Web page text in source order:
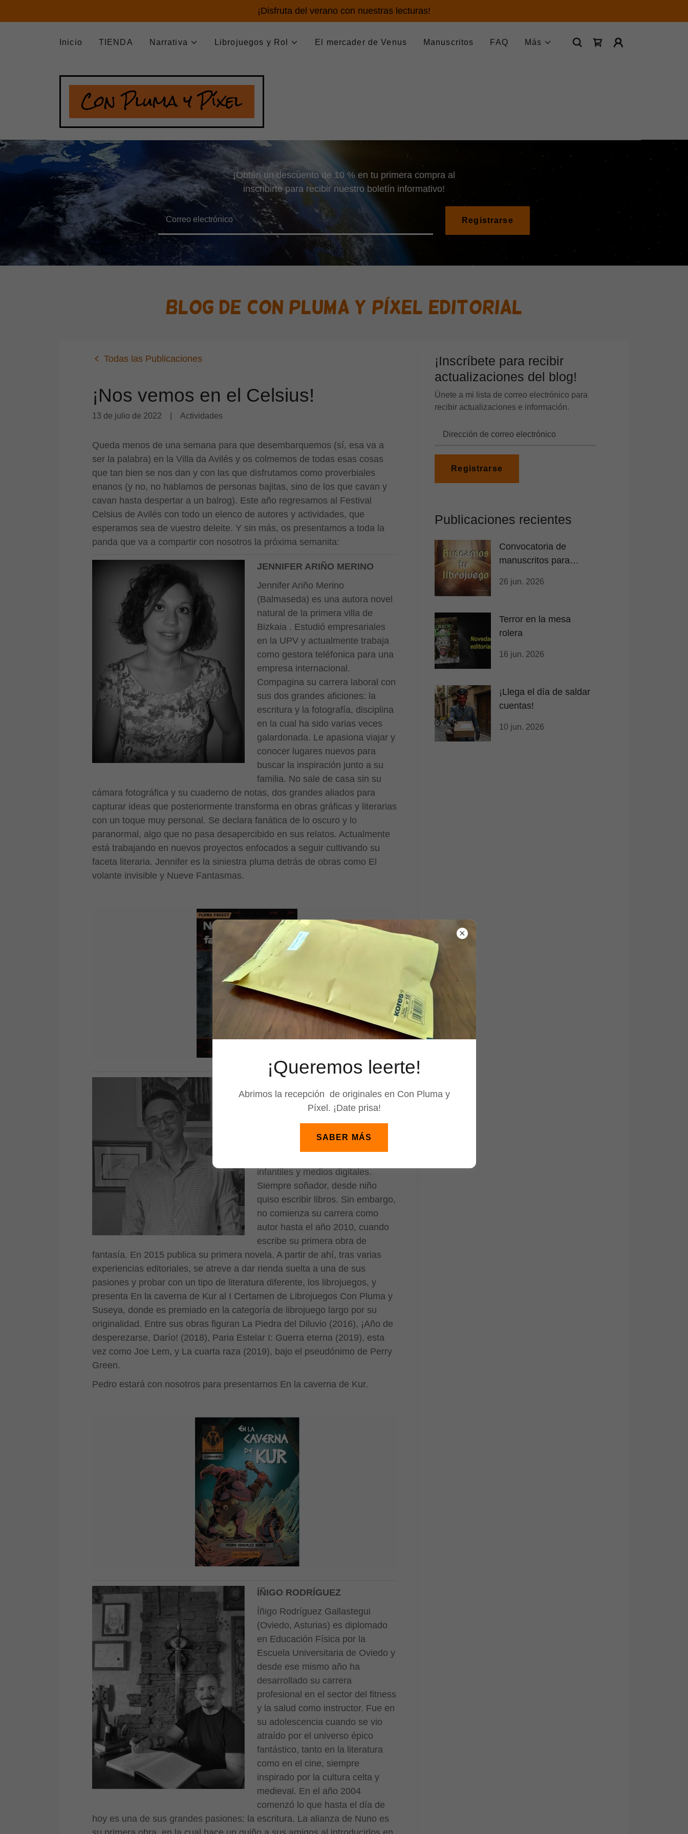
¡Disfruta del verano con nuestras lecturas!
Inicio TIENDA Narrativa Librojuegos y Rol El mercader de Venus Manuscritos FAQ Más
¡Obtén un descuento de 10 % en tu primera compra al
inscribirte para recibir nuestro boletín informativo!
Correo electrónico Registrarse
Blog de Con Pluma y Píxel Editorial
Todas las Publicaciones
¡Nos vemos en el Celsius!
13 de julio de 2022 Actividades
Queda menos de una semana para que desembarquemos (sí, esa va a
ser la palabra) en la Villa da Avilés y os colmemos de todas esas cosas
que tan bien se nos dan y con las que disfrutamos como proverbiales
enanos (y no, no hablamos de personas bajitas, sino de los que cavan y
cavan hasta despertar a un balrog). Este año regresamos al Festival
Celsius de Avilés con todo un elenco de autores y actividades, que
esperamos sea de vuestro deleite. Y sin más, os presentamos a toda la
panda que va a compartir con nosotros la próxima semanita:
JENNIFER ARIÑO MERINO
Jennifer Ariño Merino
(Balmaseda) es una autora novel
natural de la primera villa de
Bizkaia . Estudió empresariales
en la UPV y actualmente trabaja
como gestora teléfonica para una
empresa internacional.
Compagina su carrera laboral con
sus dos grandes aficiones: la
escritura y la fotografía, disciplina
en la cual ha sido varias veces
galardonada. Le apasiona viajar y
conocer lugares nuevos para
buscar la inspiración junto a su
familia. No sale de casa sin su
cámara fotográfica y su cuaderno de notas, dos grandes aliados para
capturar ideas que posteriormente transforma en obras gráficas y literarias
con un toque muy personal. Se declara fanática de lo oscuro y lo
paranormal, algo que no pasa desapercibido en sus relatos. Actualmente
está trabajando en nuevos proyectos enfocados a seguir cultivando su
faceta literaria. Jennifer es la siniestra pluma detrás de obras como El
volante invisible y Nueve Fantasmas.
Pedro González es Licenciado en
Comunicación Audiovisual y
Técnico Superior en Educación
infantiles y medios digitales.
Siempre soñador, desde niño
quiso escribir libros. Sin embargo,
no comienza su carrera como
autor hasta el año 2010, cuando
escribe su primera obra de
fantasía. En 2015 publica su primera novela. A partir de ahí, tras varias
experiencias editoriales, se atreve a dar rienda suelta a una de sus
pasiones y probar con un tipo de literatura diferente, los librojuegos, y
presenta En la caverna de Kur al I Certamen de Librojuegos Con Pluma y
Suseya, donde es premiado en la categoría de librojuego largo por su
originalidad. Entre sus obras figuran La Piedra del Diluvio (2016), ¡Año de
desperezarse, Darío! (2018), Paria Estelar I: Guerra eterna (2019), esta
vez como Joe Lem, y La cuarta raza (2019), bajo el pseudónimo de Perry
Green.
Pedro estará con nosotros para presentarnos En la caverna de Kur.
ÍÑIGO RODRÍGUEZ
Íñigo Rodríguez Gallastegui
(Oviedo, Asturias) es diplomado
en Educación Física por la
Escuela Universitaria de Oviedo y
desde ese mismo año ha
desarrollado su carrera
profesional en el sector del fitness
y la salud como instructor. Fue en
su adolescencia cuando se vio
atraído por el universo épico
fantástico, tanto en la literatura
como en el cine, siempre
inspirado por la cultura celta y
medieval. En el año 2004
comenzó lo que hasta el día de
hoy es una de sus grandes pasiones: la escritura. La alianza de Nuno es
¡Inscríbete para recibir
actualizaciones del blog!
Únete a mi lista de correo electrónico para
recibir actualizaciones e información.
Registrarse
Publicaciones recientes
Convocatoria de
manuscritos para
26 jun. 2026
Terror en la mesa
rolera
16 jun. 2026
¡Llega el día de saldar
cuentas!
10 jun. 2026
¡Queremos leerte!
Abrimos la recepción de originales en Con Pluma y
Píxel. ¡Date prisa!
SABER MÁS